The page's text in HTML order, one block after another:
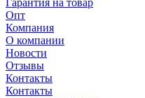
Гарантия на товар
Опт
Компания
О компании
Новости
Отзывы
Контакты
Контакты